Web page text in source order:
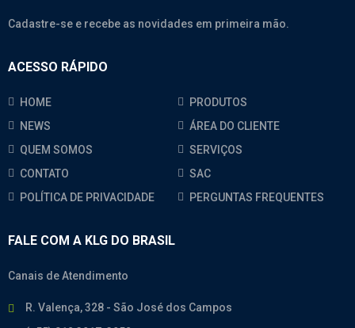
Cadastre-se e recebe as novidades em primeira mão.
ACESSO RÁPIDO
HOME
PRODUTOS
NEWS
ÁREA DO CLIENTE
QUEM SOMOS
SERVIÇOS
CONTATO
SAC
POLÍTICA DE PRIVACIDADE
PERGUNTAS FREQUENTES
FALE COM A KLG DO BRASIL
Canais de Atendimento
R. Valença, 328 - São José dos Campos